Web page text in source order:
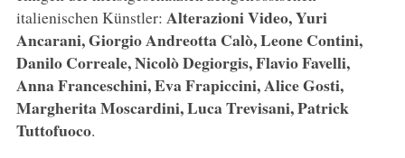
italienischen Künstler: Alterazioni Video, Yuri
Ancarani, Giorgio Andreotta Calò, Leone Contini,
Danilo Correale, Nicolò Degiorgis, Flavio Favelli,
Anna Franceschini, Eva Frapiccini, Alice Gosti,
Margherita Moscardini, Luca Trevisani, Patrick
Tuttofuoco.